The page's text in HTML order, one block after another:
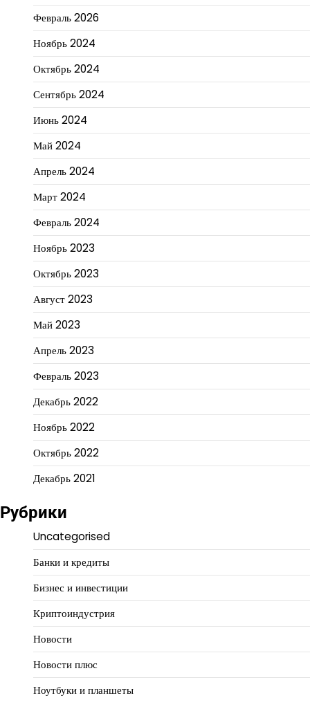
Февраль 2026
Ноябрь 2024
Октябрь 2024
Сентябрь 2024
Июнь 2024
Май 2024
Апрель 2024
Март 2024
Февраль 2024
Ноябрь 2023
Октябрь 2023
Август 2023
Май 2023
Апрель 2023
Февраль 2023
Декабрь 2022
Ноябрь 2022
Октябрь 2022
Декабрь 2021
Рубрики
Uncategorised
Банки и кредиты
Бизнес и инвестиции
Криптоиндустрия
Новости
Новости плюс
Ноутбуки и планшеты